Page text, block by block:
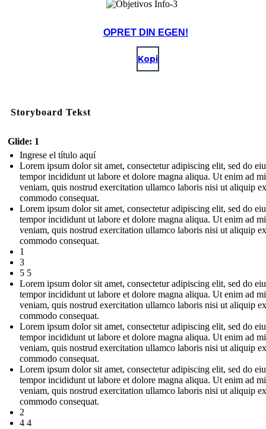
OPRET DIN EGEN!
Kopi
Storyboard Tekst
Glide: 1
Ingrese el título aquí
Lorem ipsum dolor sit amet, consectetur adipiscing elit, sed do
tempor incididunt ut labore et dolore magna aliqua. Ut enim ad
veniam, quis nostrud exercitation ullamco laboris nisi ut aliquip
commodo consequat.
Lorem ipsum dolor sit amet, consectetur adipiscing elit, sed do
tempor incididunt ut labore et dolore magna aliqua. Ut enim ad
veniam, quis nostrud exercitation ullamco laboris nisi ut aliquip
commodo consequat.
1
3
5 5
Lorem ipsum dolor sit amet, consectetur adipiscing elit, sed do
tempor incididunt ut labore et dolore magna aliqua. Ut enim ad
veniam, quis nostrud exercitation ullamco laboris nisi ut aliquip
commodo consequat.
Lorem ipsum dolor sit amet, consectetur adipiscing elit, sed do
tempor incididunt ut labore et dolore magna aliqua. Ut enim ad
veniam, quis nostrud exercitation ullamco laboris nisi ut aliquip
commodo consequat.
Lorem ipsum dolor sit amet, consectetur adipiscing elit, sed do
tempor incididunt ut labore et dolore magna aliqua. Ut enim ad
veniam, quis nostrud exercitation ullamco laboris nisi ut aliquip
commodo consequat.
2
4 4